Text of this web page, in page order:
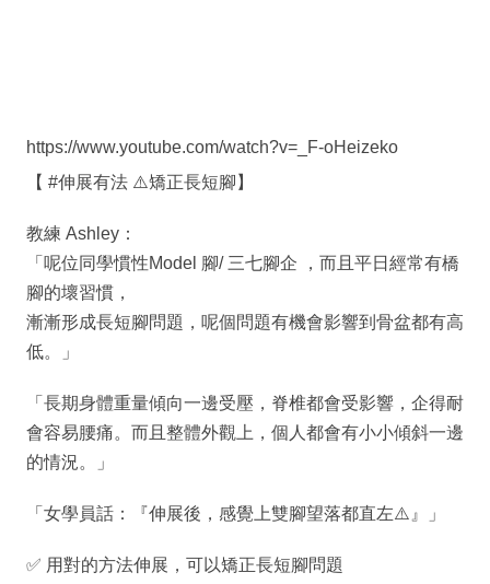
https://www.youtube.com/watch?v=_F-oHeizeko
【 #伸展有法 ⚠️矯正長短腳】
教練 Ashley：
「呢位同學慣性Model 腳/ 三七腳企 ，而且平日經常有橋
腳的壞習慣，
漸漸形成長短腳問題，呢個問題有機會影響到骨盆都有高
低。」
「長期身體重量傾向一邊受壓，脊椎都會受影響，企得耐
會容易腰痛。而且整體外觀上，個人都會有小小傾斜一邊
的情況。」
「女學員話：『伸展後，感覺上雙腳望落都直左⚠️』」
✅ 用對的方法伸展，可以矯正長短腳問題